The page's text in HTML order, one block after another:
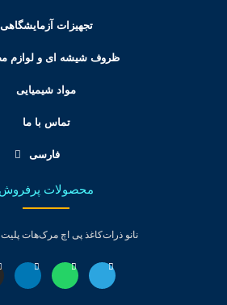
تجهیزات آزمایشگاهی
ظروف شیشه ای و لوازم
مواد شیمیایی
تماس با ما
فارسی
محصولات پرفروش
نانو ذراتکاغذ پی اچ مرکهات پلیت